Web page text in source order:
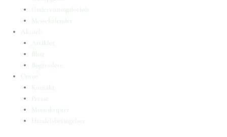
Undervisningsforløb
Messekalender
Aktuelt
Artikler
Blog
Bogtrailere
Om os
Kontakt
Presse
Manuskripter
Handelsbetingelser